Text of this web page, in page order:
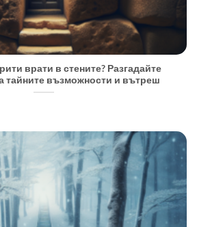
врати в стените? Разгадайте
тайните възможности и вътреш